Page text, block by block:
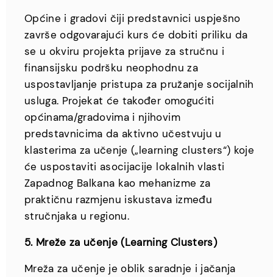
Općine i gradovi čiji predstavnici uspješno
završe odgovarajući kurs će dobiti priliku da
se u okviru projekta prijave za stručnu i
finansijsku podršku neophodnu za
uspostavljanje pristupa za pružanje socijalnih
usluga. Projekat će također omogućiti
općinama/gradovima i njihovim
predstavnicima da aktivno učestvuju u
klasterima za učenje („learning clusters“) koje
će uspostaviti asocijacije lokalnih vlasti
Zapadnog Balkana kao mehanizme za
praktičnu razmjenu iskustava između
stručnjaka u regionu.
5. Mreže za učenje (Learning Clusters)
Mreža za učenje je oblik saradnje i jačanja